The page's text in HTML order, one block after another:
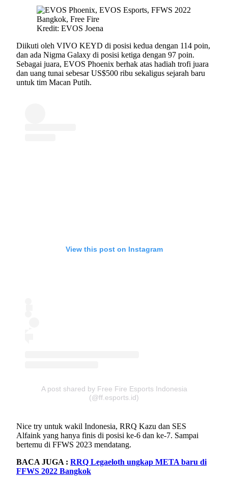
Kredit: EVOS Joena
Diikuti oleh VIVO KEYD di posisi kedua dengan 114 poin,
dan ada Nigma Galaxy di posisi ketiga dengan 97 poin.
Sebagai juara, EVOS Phoenix berhak atas hadiah trofi juara
dan uang tunai sebesar US$500 ribu sekaligus sejarah baru
untuk tim Macan Putih.
View this post on Instagram
A post shared by Free Fire Esports Indonesia
(@ff.esports.id)
Nice try untuk wakil Indonesia, RRQ Kazu dan SES
Alfaink yang hanya finis di posisi ke-6 dan ke-7. Sampai
bertemu di FFWS 2023 mendatang.
BACA JUGA : RRQ Legaeloth ungkap META baru di
FFWS 2022 Bangkok